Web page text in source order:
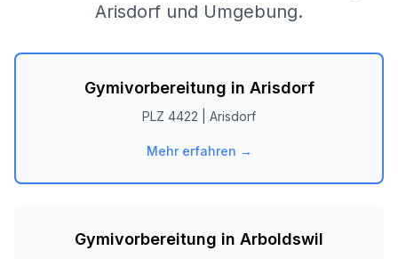
Arisdorf und Umgebung.
Gymivorbereitung in Arisdorf
PLZ 4422 Arisdorf
Mehr erfahren →
Gymivorbereitung in Arboldswil